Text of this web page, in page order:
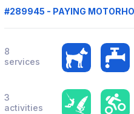
#289945 - PAYING
8
services
3
activities